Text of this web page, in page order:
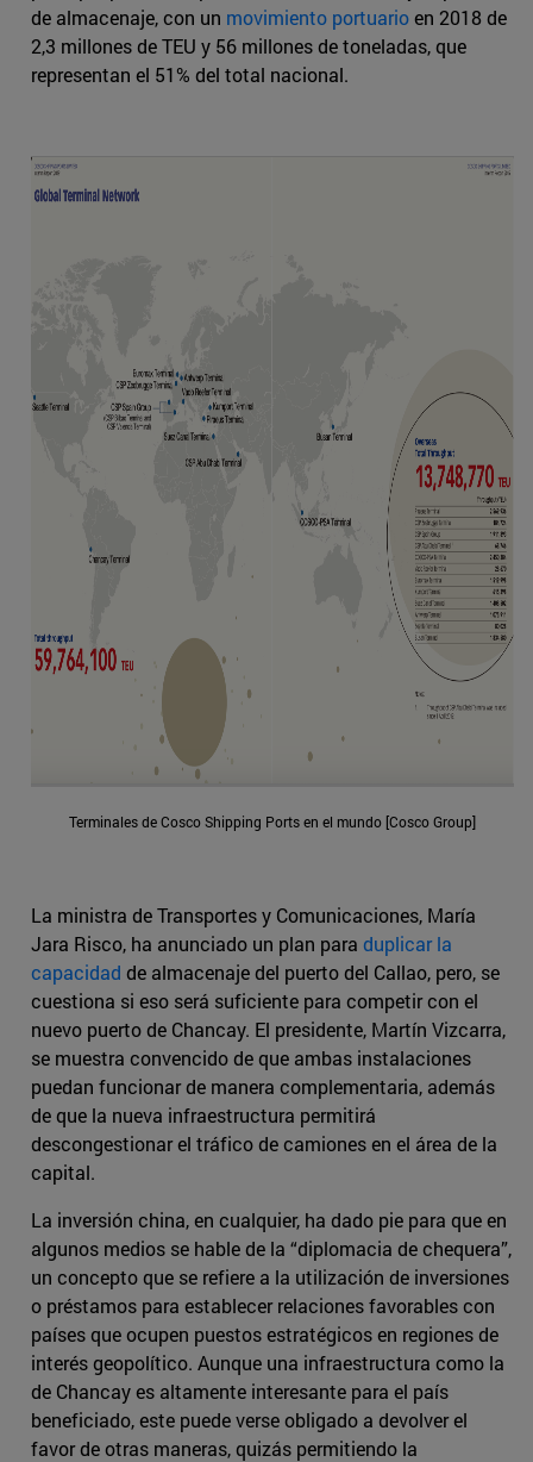
de almacenaje, con un movimiento portuarioen 2018 de
2,3 millones de TEU y 56 millones de toneladas, que
representan el 51% del total nacional.
Terminales de Cosco Shipping Ports en el mundo [Cosco Group]
La ministra de Transportes y Comunicaciones, María
Jara Risco, ha anunciado un plan para duplicar la
capacidad de almacenaje del puerto del Callao, pero, se
cuestiona si eso será suficiente para competir con el
nuevo puerto de Chancay. El presidente, Martín Vizcarra,
se muestra convencido de que ambas instalaciones
puedan funcionar de manera complementaria, además
de que la nueva infraestructura permitirá
descongestionar el tráfico de camiones en el área de la
capital.
La inversión china, en cualquier, ha dado pie para que en
algunos medios se hable de la “diplomacia de chequera”,
un concepto que se refiere a la utilización de inversiones
o préstamos para establecer relaciones favorables con
países que ocupen puestos estratégicos en regiones de
interés geopolítico. Aunque una infraestructura como la
de Chancay es altamente interesante para el país
beneficiado, este puede verse obligado a devolver el
favor de otras maneras, quizás permitiendo la